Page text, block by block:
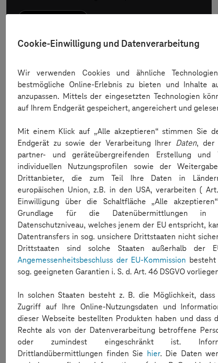
05.12.2022 10:02
Geteilte Ressourcen - Steigerung der
Produktivität im Team
Wie die Mobile Device Cloud in der Zusammenarbeit von
verteilten Entwicklungs- und Testteams die Produktivität
steigern kann zeigen wir euch in diesem Artikel.
Cookie-Einwilligung und Datenverarbeitung
Wir verwenden Cookies und ähnliche
bestmögliche Online-Erlebnis zu bieten und Inhalte
anzupassen. Mittels der eingesetzten Technologien
auf Ihrem Endgerät gespeichert, angereichert und
Mit einem Klick auf „Alle akzeptieren“ stimmen Sie
Endgerät zu sowie der Verarbeitung Ihrer Daten, der
partner- und geräteübergreifenden Erstellung und
individuellen Nutzungsprofilen sowie der
Drittanbieter, die zum Teil Ihre Daten in
europäischen Union, z.B. in den USA, verarbeiten (
Einwilligung über die Schaltfläche „Alle
Grundlage für die Datenübermittlungen in
Datenschutzniveau, welches jenem der EU entspricht,
Datentransfers in sog. unsichere Drittstaaten nicht
Drittstaaten sind solche Staaten außerhalb der
Angemessenheitsbeschluss der EU-Kommission
sog. geeigneten Garantien i. S. d. Art. 46 DSGVO
In solchen Staaten besteht z. B. die Möglichkeit,
Zugriff auf Ihre Online-Nutzungsdaten und
dieser Webseite bestellten Produkten haben und dass
Rechte als von der Datenverarbeitung betroffene
oder zumindest eingeschränkt ist.
Drittlandübermittlungen finden Sie hier. Die Daten